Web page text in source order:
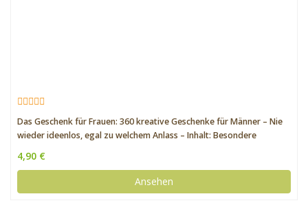
Das Geschenk für Frauen: 360 kreative Geschenke für Männer – Nie
wieder ideenlos, egal zu welchem Anlass – Inhalt: Besondere
4,90 €
Ansehen